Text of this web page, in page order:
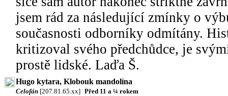
jsem rád za následující zmínky o
současnosti odborníky odmítány.
kritizoval svého předchůdce, je
prostě lidské. Laďa Š.
Hugo kytara, Klobouk mandolína
Celofán [207.81.65.xx] Před 11 a ¼ rokem